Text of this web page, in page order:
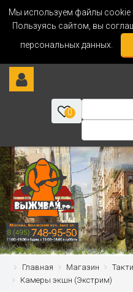
Мы используем файлы cookie
Пользуясь сайтом, вы
персональных данных.
0
Главная Магазин
Камеры экшн (Экстрим)